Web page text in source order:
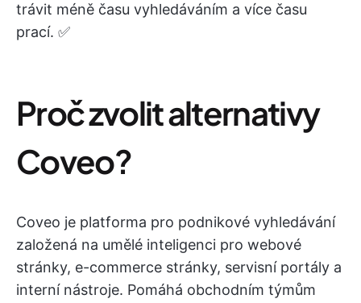
trávit méně času vyhledáváním a více času
prací. ✅
Proč zvolit alternativy
Coveo?
Coveo je platforma pro podnikové vyhledávání
založená na umělé inteligenci pro webové
stránky, e-commerce stránky, servisní portály a
interní nástroje. Pomáhá obchodním týmům